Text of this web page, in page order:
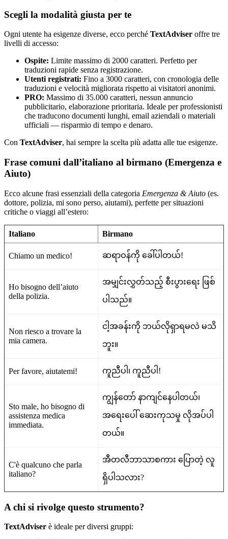
Scegli la modalità giusta per te
Ogni utente ha esigenze diverse, ecco perché TextAdviser offre tre
livelli di accesso:
Ospite: Limite massimo di 2000 caratteri. Perfetto per
traduzioni rapide senza registrazione.
Utenti registrati: Fino a 3000 caratteri, con cronologia delle
traduzioni e velocità migliorata rispetto ai visitatori anonimi.
PRO: Massimo di 35.000 caratteri, nessun annuncio
pubblicitario, elaborazione prioritaria. Ideale per professionisti
che traducono documenti lunghi, email aziendali o materiali
ufficiali — risparmio di tempo e denaro.
Con TextAdviser, hai sempre la scelta più adatta alle tue esigenze.
Frase comuni dall’italiano al birmano (Emergenza e
Aiuto)
Ecco alcune frasi essenziali della categoria Emergenza & Aiuto (es.
dottore, polizia, mi sono perso, aiutami), perfette per situazioni
critiche o viaggi all’estero:
Italiano Birmano
Chiamo un medico! ဆရာဝန်ကို ခေါ်ပါတယ်!
Ho bisogno dell’aiuto
della polizia.
အမျှင်းလွှတ်သည့် စီးပွားရေး ဖြစ်
ပါသည်။
Non riesco a trovare la
mia camera.
ငါ့အခန်းကို ဘယ်လိုရှာရမလဲ မသိ
ဘူး။
Per favore, aiutatemi! ကူညီပါ၊ ကူညီပါ!
Sto male, ho bisogno di
assistenza medica
immediata.
ကျွန်တော် နာကျင်နေပါတယ်၊
အရေးပေါ် ဆေးကုသမှု လိုအပ်ပါ
တယ်။
C'è qualcuno che parla
italiano?
အီတလီဘာသာစကား ပြောတဲ့ လူ
ရှိပါသလား?
A chi si rivolge questo strumento?
TextAdviser è ideale per diversi gruppi: